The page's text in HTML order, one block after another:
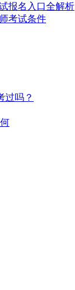
报名入口全解析
考试条件
过吗？